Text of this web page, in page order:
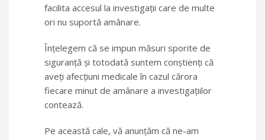
facilita accesul la investigaţii care de multe
ori nu suportă amânare.
Înţelegem că se impun măsuri sporite de
siguranţă şi totodată suntem conştienţi că
aveţi afecţiuni medicale în cazul cărora
fiecare minut de amânare a investigaţiilor
contează.
Pe această cale, vă anunţăm că ne-am